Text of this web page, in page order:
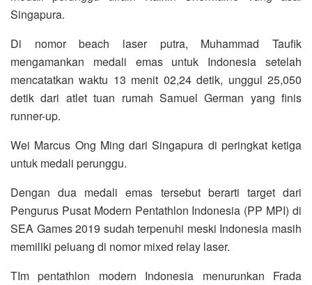
Singapura.
Di nomor beach laser putra, Muhammad Taufik
mengamankan medali emas untuk Indonesia setelah
mencatatkan waktu 13 menit 02,24 detik, unggul 25,050
detik dari atlet tuan rumah Samuel German yang finis
runner-up.
Wei Marcus Ong Ming dari Singapura di peringkat ketiga
untuk medali perunggu.
Dengan dua medali emas tersebut berarti target dari
Pengurus Pusat Modern Pentathlon Indonesia (PP MPI) di
SEA Games 2019 sudah terpenuhi meski Indonesia masih
memiliki peluang di nomor mixed relay laser.
TIm pentathlon modern Indonesia menurunkan Frada